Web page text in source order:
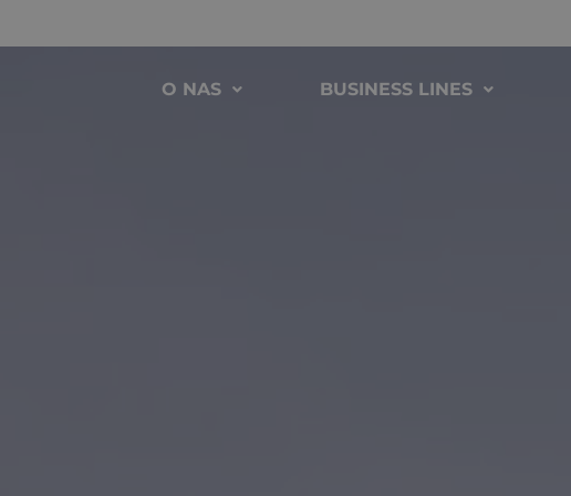
O NAS BUSINESS LINES